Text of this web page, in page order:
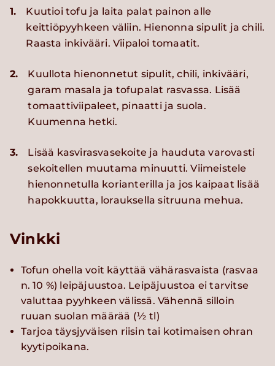
1.
Kuutioi tofu ja laita palat painon alle
keittiöpyyhkeen väliin. Hienonna sipulit ja chili.
Raasta inkivääri. Viipaloi tomaatit.
2.
Kuullota hienonnetut sipulit, chili, inkivääri,
garam masala ja tofupalat rasvassa. Lisää
tomaattiviipaleet, pinaatti ja suola.
Kuumenna hetki.
3.
Lisää kasvirasvasekoite ja hauduta varovasti
sekoitellen muutama minuutti. Viimeistele
hienonnetulla korianterilla ja jos kaipaat lisää
hapokkuutta, lorauksella sitruuna mehua.
Vinkki
Tofun ohella voit käyttää vähärasvaista (rasvaa
n. 10 %) leipäjuustoa. Leipäjuustoa ei tarvitse
valuttaa pyyhkeen välissä. Vähennä silloin
ruuan suolan määrää (½ tl)
Tarjoa täysjyväisen riisin tai kotimaisen ohran
kyytipoikana.